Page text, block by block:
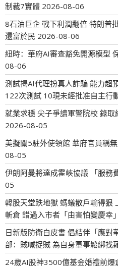
制裁7實體 2026-08-06
8石油巨企 戰下利潤翻倍 特朗普
還富於民 2026-08-06
紐時：華府AI審查豁免開源模型
08-06
測試揭AI代理扮真人詐騙 能力超
122次測試 10現未經批准自主行
就業求穩 尖子爭讀軍警院校 錄取
2026-08-05
美擬關5駐外使領館 華府官員稱
08-05
伊朗阿曼將達成霍峽協議 「服務
05
韓股天堂跌地獄 螞蟻散戶輸得狠
斬倉 錯過入市者「由害怕變慶幸」
日新版防衛白皮書 倡結伴「應對
部：賊喊捉賊 為自身軍事鬆綁找
24歲AI股神3500億基金婚禮前